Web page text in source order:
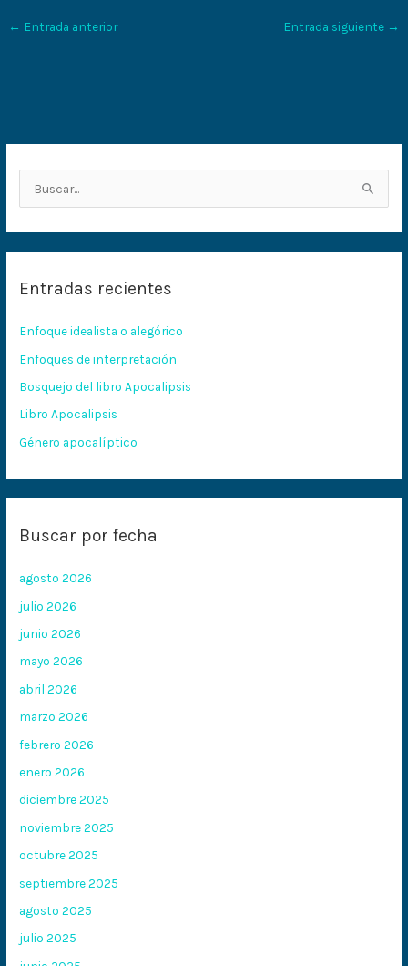
← Entrada anterior Entrada siguiente →
a
p
o
r
:
Entradas recientes
Enfoque idealista o alegórico
Enfoques de interpretación
Bosquejo del libro Apocalipsis
Libro Apocalipsis
Género apocalíptico
Buscar por fecha
agosto 2026
julio 2026
junio 2026
mayo 2026
abril 2026
marzo 2026
febrero 2026
enero 2026
diciembre 2025
noviembre 2025
octubre 2025
septiembre 2025
agosto 2025
julio 2025